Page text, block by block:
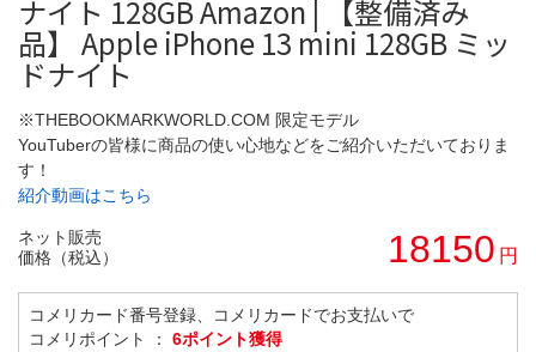
ナイト 128GB Amazon | 【整備済み
品】 Apple iPhone 13 mini 128GB ミッ
ドナイト
※THEBOOKMARKWORLD.COM 限定モデル
YouTuberの皆様に商品の使い心地などをご紹介いただいておりま
す！
紹介動画はこちら
ネット販売
価格（税込）
18150 円
コメリカード番号登録、コメリカードでお支払いで
コメリポイント ： 6ポイント獲得